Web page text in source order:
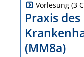
Vorlesung (3
Praxis des
(MM8a)